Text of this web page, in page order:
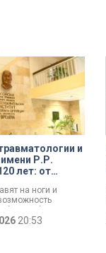
и
Р.Р.
лет: от
центра
на ноги и
боли. Юбилей
травматологии
Р.Р. Вредена.
20:53